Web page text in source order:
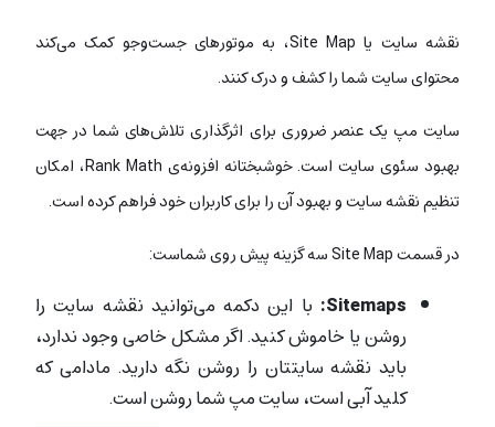
نقشه سایت یا Site Map، به موتورهای جست‌وجو کمک می‌کند
محتوای سایت شما را کشف و درک کنند.
سایت مپ یک عنصر ضروری برای اثرگذاری تلاش‌های شما در جهت
بهبود سئوی سایت است. خوشبختانه افزونه‌ی Rank Math، امکان
تنظیم نقشه سایت و بهبود آن را برای کاربران خود فراهم کرده است.
در قسمت Site Map سه گزینه پیش روی شماست:
Sitemaps: با این دکمه می‌توانید نقشه سایت را
روشن یا خاموش کنید. اگر مشکل خاصی وجود ندارد،
باید نقشه سایتتان را روشن نگه دارید. مادامی که
کلید آبی است، سایت مپ شما روشن است.